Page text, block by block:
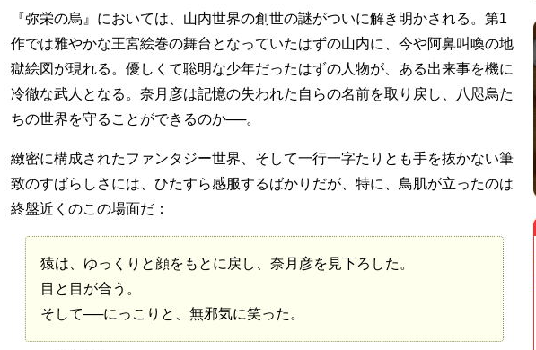
『弥栄の烏』においては、山内世界の創世の謎がついに解き明かされる。第1
作では雅やかな王宮絵巻の舞台となっていたはずの山内に、今や阿鼻叫喚の地
獄絵図が現れる。優しくて聡明な少年だったはずの人物が、ある出来事を機に
冷徹な武人となる。奈月彦は記憶の失われた自らの名前を取り戻し、八咫烏た
ちの世界を守ることができるのか──。
緻密に構成されたファンタジー世界、そして一行一字たりとも手を抜かない筆
致のすばらしさには、ひたすら感服するばかりだが、特に、鳥肌が立ったのは
終盤近くのこの場面だ：
猿は、ゆっくりと顔をもとに戻し、奈月彦を見下ろした。
目と目が合う。
そして──にっこりと、無邪気に笑った。